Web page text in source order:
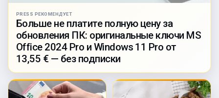
PRESS РЕКОМЕНДУЕТ
Больше не платите полную цену за
обновления ПК: оригинальные ключи MS
Office 2024 Pro и Windows 11 Pro от
13,55 € — без подписки